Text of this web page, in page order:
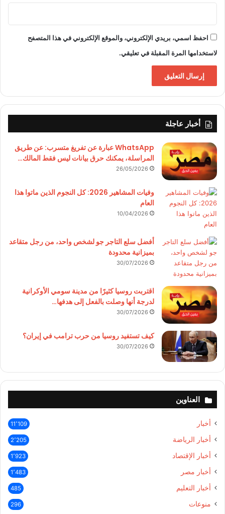
احفظ اسمي، بريدي الإلكتروني، والموقع الإلكتروني في هذا المتصفح
لاستخدامها المرة المقبلة في تعليقي.
أخبار عاجلة
WhatsApp عبارة عن تفريغ متسرب: عن طريق
المراسلة، يمكنك حرق بيانات ليس فقط المالك…
26/05/2026
وفيات المشاهير 2026: كل النجوم الذين ماتوا هذا
العام
10/04/2026
أفضل سلع التاجر جو لشخص واحد، من رجل متقاعد
بميزانية محدودة
30/07/2026
اقتربت روسيا كثيرًا من مدينة سومي الأوكرانية
لدرجة أنها وصلت بالفعل إلى هدفها…
30/07/2026
كيف تستفيد روسيا من حرب ترامب في إيران؟
30/07/2026
العناوين
أخبار 11٬109
أخبار الرياضة 2٬205
أخبار الإقتصاد 1٬923
أخبار مصر 1٬483
أخبار التعليم 485
منوعات 296